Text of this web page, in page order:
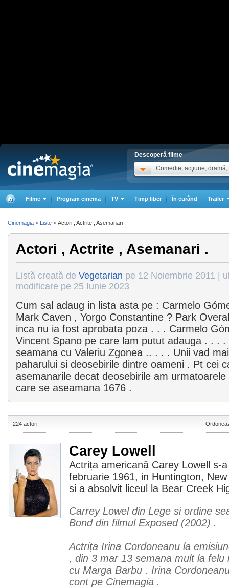
Descoperă filme
Comedie, acţiune, dramă,
Filme Program cinema TV Timp liber În curând Trailer
Actori , Actrite , Asemanari .
Listă creată de Vegetarian pe 12 Noiembrie 2011 |
modificare pe 25 Iunie 2023
Cum sal adaug in lista asta pe : Carmelo
Mark Caven , Yorgo Constantine ? Park
inca nu ia fost aprobata poza . . . Carmelo
Vincent Spano pe care lam putut adauga . . . .
seamana cu Valeriu Zgonea .. . . . Unii vad
paharului si deosebirile dintre oameni . Pt cei
asemanarile decat deosebirile am
care se aseamana 1676 .
224 actori
Carey Lowell
Actrița americană Carey Lowell s-
februarie 1961, in Huntington,
si a absolvit liceul la Bear Creek
Carrey Lowel din Lege si ordine
Bond din filmul Exposed (2002) .
Actrița Irina Cordoneanu la
, din 3 mar 13 semana mult la felu
cu Marga Barbu . Irina
cont pe Cinemagia .
Cinemagia > Liste > Actori , Actrite , Asemanari .